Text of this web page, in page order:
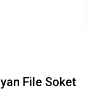
File Soket